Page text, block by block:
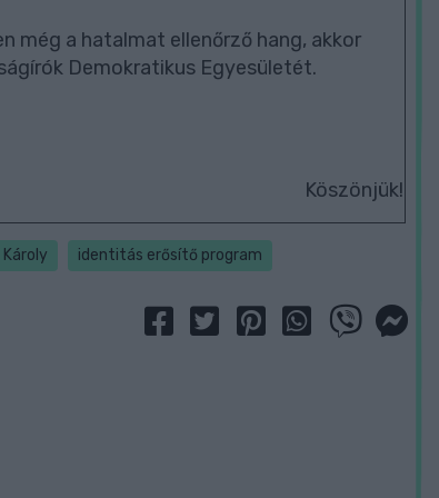
még a hatalmat ellenőrző hang, akkor
Demokratikus Egyesületét.
Köszönjük!
Károly identitás erősítő program